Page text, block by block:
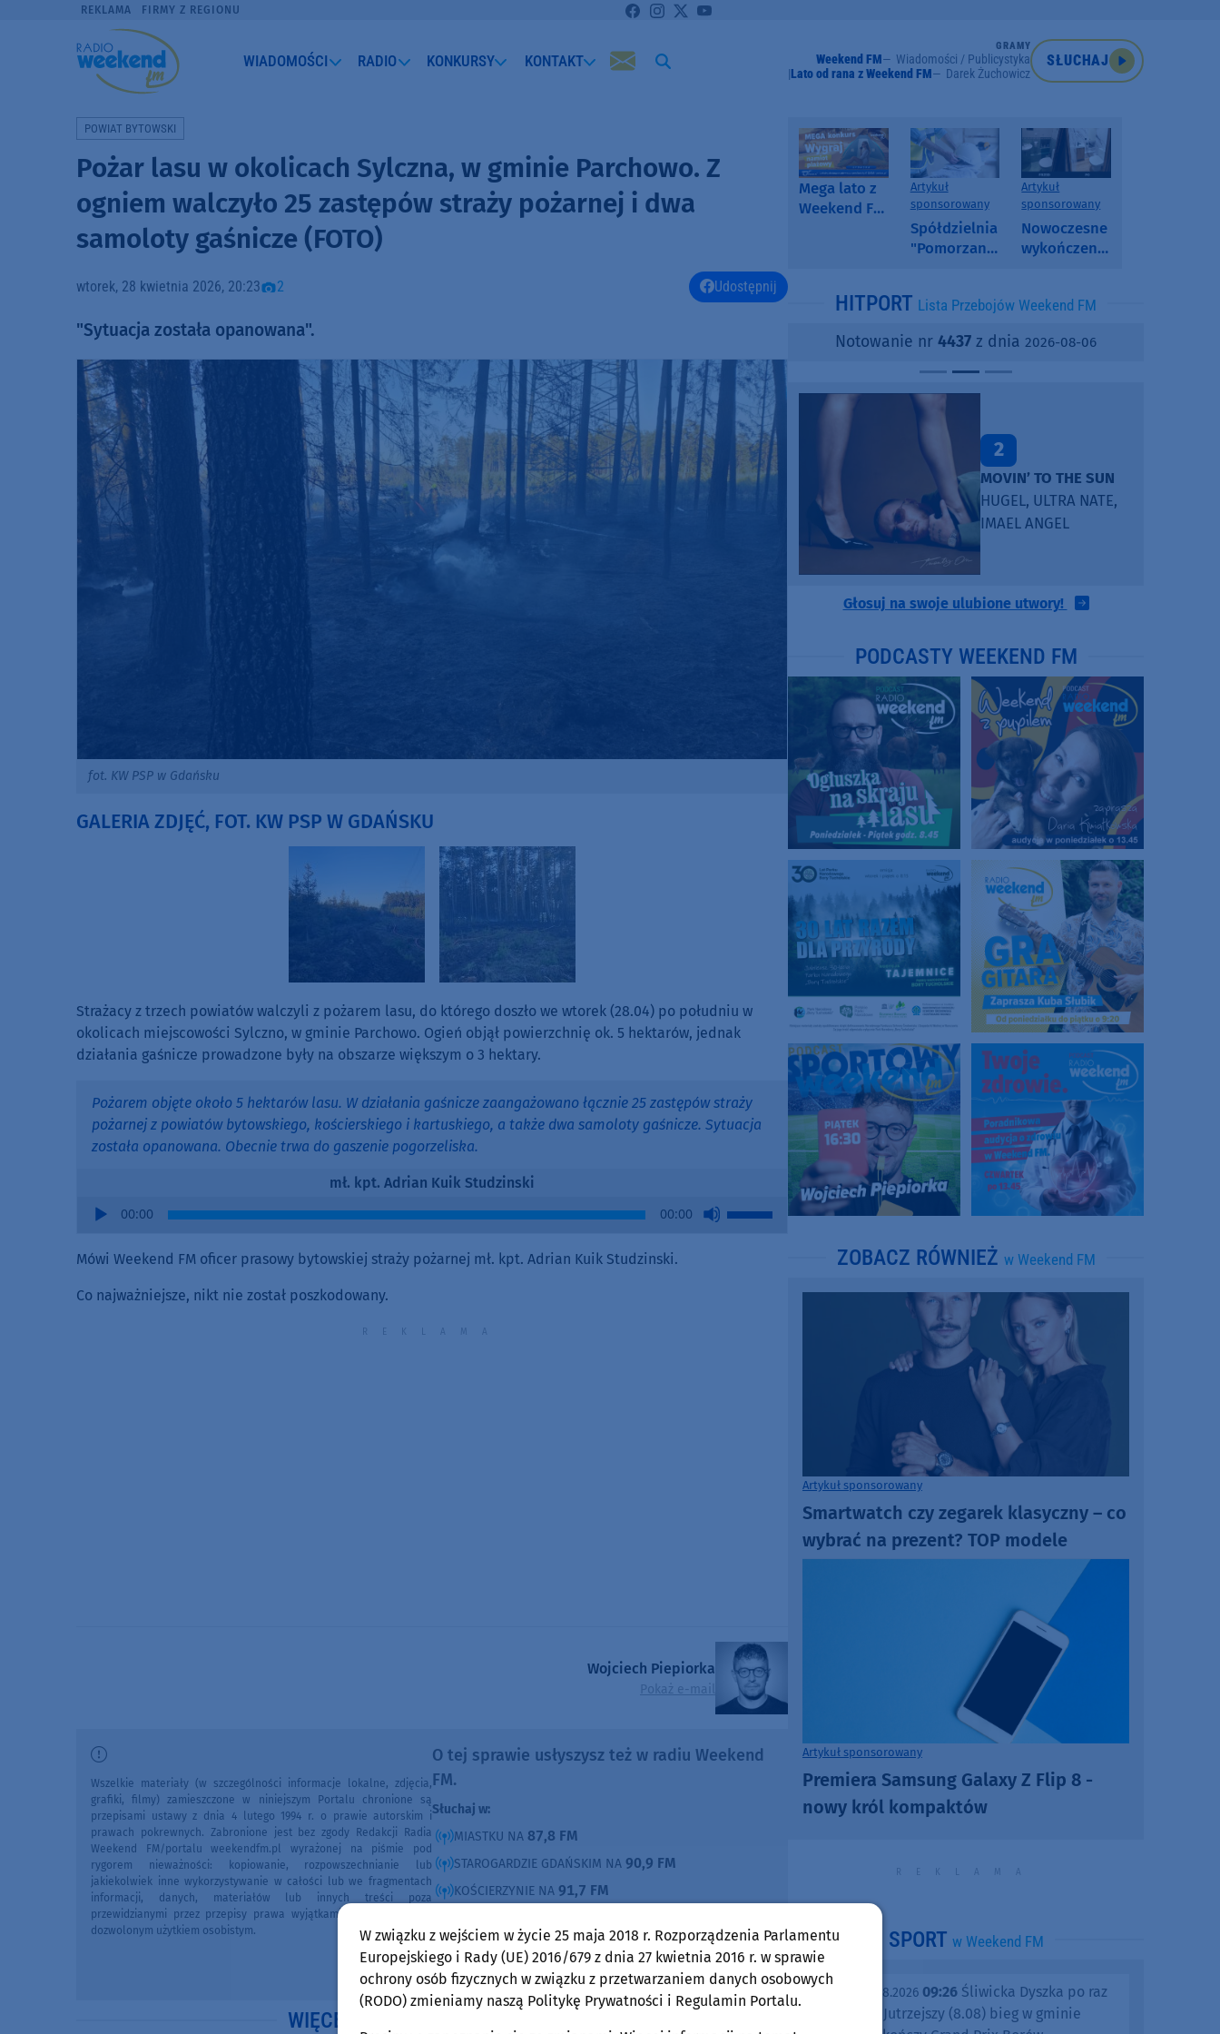
REKLAMA FIRMY Z REGIONU
WIADOMOŚCI RADIO KONKURSY KONTAKT
GRAMY
Weekend FM
Wiadomości / Publicystyka
Lato od rana z Weekend FM
Darek Żuchowicz
SŁUCHAJ
POWIAT BYTOWSKI
Pożar lasu w okolicach Sylczna, w gminie Parchowo. Z
ogniem walczyło 25 zastępów straży pożarnej i dwa
samoloty gaśnicze (FOTO)
wtorek, 28 kwietnia 2026, 20:23 2 Udostępnij
"Sytuacja została opanowana".
fot. KW PSP w Gdańsku
GALERIA ZDJĘĆ, FOT. KW PSP W GDAŃSKU
Strażacy z trzech powiatów walczyli z pożarem lasu, do którego doszło we wtorek (28.04) po południu w
okolicach miejscowości Sylczno, w gminie Parchowo. Ogień objął powierzchnię ok. 5 hektarów, jednak
działania gaśnicze prowadzone były na obszarze większym o 3 hektary.
Pożarem objęte około 5 hektarów lasu. W działania gaśnicze zaangażowano łącznie 25 zastępów straży
pożarnej z powiatów bytowskiego, kościerskiego i kartuskiego, a także dwa samoloty gaśnicze. Sytuacja
została opanowana. Obecnie trwa do gaszenie pogorzeliska.
mł. kpt. Adrian Kuik Studzinski
Audio
00:00 00:00
Use
Mówi Weekend FM oficer prasowy bytowskiej straży pożarnej mł. kpt. Adrian Kuik Studzinski.
Co najważniejsze, nikt nie został poszkodowany.
Wojciech Piepiorka
Pokaż e-mail
O tej sprawie usłyszysz też w radiu Weekend
FM.
Słuchaj w:
MIASTKU NA 87,8 FM
STAROGARDZIE GDAŃSKIM NA 90,9 FM
KOŚCIERZYNIE NA 91,7 FM
CHOJNICACH, CZŁUCHOWIE I TUCHOLI NA99,30 FM
BYTOWIE NA105,8 FM
Wszelkie materiały (w szczególności informacje lokalne, zdjęcia,
grafiki, filmy) zamieszczone w niniejszym Portalu chronione są
przepisami ustawy z dnia 4 lutego 1994 r. o prawie autorskim i
prawach pokrewnych. Zabronione jest bez zgody Redakcji Radia
Weekend FM/portalu weekendfm.pl wyrażonej na piśmie pod
rygorem nieważności: kopiowanie, rozpowszechnianie lub
jakiekolwiek inne wykorzystywanie w całości lub we fragmentach
informacji, danych, materiałów lub innych treści poza
przewidzianymi przez przepisy prawa wyjątkami, w szczególności
dozwolonym użytkiem osobistym.
WIĘCEJ WIADOMOŚCI
Mega lato z
Weekend FM
Artykuł
sponsorowany
Spółdzielnia
"Pomorzanka"
informuje o
i ofertach
najmu
Artykuł
sponsorowany
Nowoczesne
wykończenia
SPC, WPC i
kamienny
HITPORT Lista Przebojów Weekend FM
Notowanie nr 4437 z dnia 2026-08-06
2
MOVIN’ TO THE SUN
HUGEL, ULTRA NATE,
IMAEL ANGEL
Głosuj na swoje ulubione utwory!
PODCASTY WEEKEND FM
ZOBACZ RÓWNIEŻ w Weekend FM
Artykuł sponsorowany
Smartwatch czy zegarek klasyczny – co
wybrać na prezent? TOP modele
Artykuł sponsorowany
Premiera Samsung Galaxy Z Flip 8 -
nowy król kompaktów
SPORT w Weekend FM
piątek, 07.08.2026 09:26 Śliwicka Dyszka po raz
dziesiąty. Jutrzejszy (8.08) bieg w gminie
W związku z wejściem w życie 25 maja 2018 r. Rozporządzenia Parlamentu
Europejskiego i Rady (UE) 2016/679 z dnia 27 kwietnia 2016 r. w sprawie
ochrony osób fizycznych w związku z przetwarzaniem danych osobowych
(RODO) zmieniamy naszą Politykę Prywatności i Regulamin Portalu.